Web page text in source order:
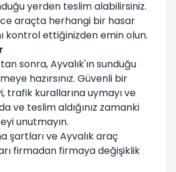
yerden teslim alabilirsiniz.
araçta herhangi bir hasar
kontrol ettiğinizden emin olun.
sonra, Ayvalık'ın sunduğu
hazırsınız. Güvenli bir
trafik kurallarına uymayı ve
ve teslim aldığınız zamanki
unutmayın.
şartları ve Ayvalık araç
firmadan firmaya değişiklik